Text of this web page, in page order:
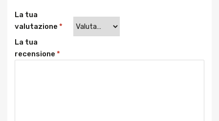
La tua
valutazione *
La tua
recensione *